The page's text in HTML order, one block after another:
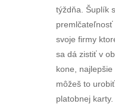
týždňa. Šuplík
premlčateľnosť
svoje firmy
sa dá zistiť v
kone,
môžeš to
platobnej